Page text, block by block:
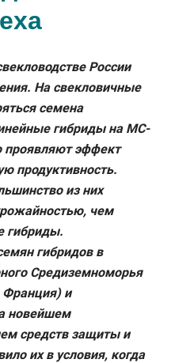
России
На свекловичные
семена
гибриды на МС-
проявляют эффект
продуктивность.
из них
чем
гибриды.
гибридов в
Средиземноморья
и
новейшем
средств защиты и
их в условия, когда